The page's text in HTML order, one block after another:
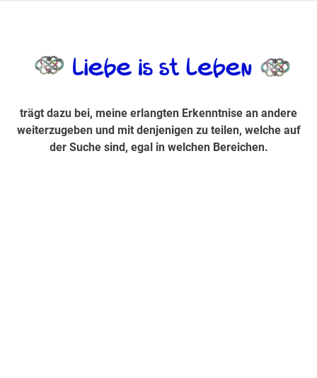
Suche sind, egal in welchen Bereichen.
trägt dazu bei, meine erlangten Erkenntnise an andere
weiterzugeben und mit denjenigen zu teilen, welche auf
der Suche sind, egal in welchen Bereichen.